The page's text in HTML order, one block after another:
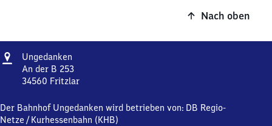
Nach oben
Adresse
Ungedanken
An der B 253
34560 Fritzlar
An
der
Der Bahnhof Ungedanken wird betrieben von: DB Regio-
Netze /Kurhessenbahn (KHB)